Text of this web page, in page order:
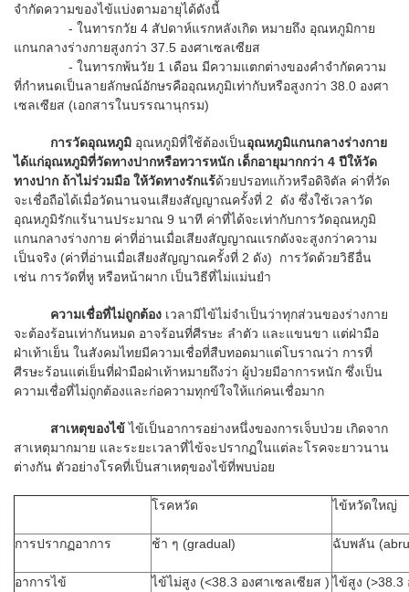
จำกัดความของไข้แบ่งตามอายุได้ดังนี้
- ในทารกวัย 4 สัปดาห์แรกหลังเกิด หมายถึง อุณหภูมิกาย
แกนกลางร่างกายสูงกว่า 37.5 องศาเซลเซียส
- ในทารกพ้นวัย 1 เดือน มีความแตกต่างของคำจำกัดความ
ที่กำหนดเป็นลายลักษณ์อักษรคืออุณหภูมิเท่ากับหรือสูงกว่า 38.0 องศา
เซลเซียส (เอกสารในบรรณานุกรม)
การวัดอุณหภูมิ อุณหภูมิที่ใช้ต้องเป็นอุณหภูมิแกนกลางร่างกาย
ได้แก่อุณหภูมิที่วัดทางปากหรือทวารหนัก เด็กอายุมากกว่า 4 ปีให้วัด
ทางปาก ถ้าไม่ร่วมมือ ให้วัดทางรักแร้ด้วยปรอทแก้วหรือดิจิตัล ค่าที่วัด
จะเชื่อถือได้เมื่อวัดนานจนเสียงสัญญาณครั้งที่ 2 ดัง ซึ่งใช้เวลาวัด
อุณหภูมิรักแร้นานประมาณ 9 นาที ค่าที่ได้จะเท่ากับการวัดอุณหภูมิ
แกนกลางร่างกาย ค่าที่อ่านเมื่อเสียงสัญญาณแรกดังจะสูงกว่าความ
เป็นจริง (ค่าที่อ่านเมื่อเสียงสัญญาณครั้งที่ 2 ดัง) การวัดด้วยวิธีอื่น
เช่น การวัดที่หู หรือหน้าผาก เป็นวิธีที่ไม่แม่นยำ
ความเชื่อที่ไม่ถูกต้อง เวลามีไข้ไม่จำเป็นว่าทุกส่วนของร่างกาย
จะต้องร้อนเท่ากันหมด อาจร้อนที่ศีรษะ ลำตัว และแขนขา แต่ฝ่ามือ
ฝ่าเท้าเย็น ในสังคมไทยมีความเชื่อที่สืบทอดมาแต่โบราณว่า การที่
ศีรษะร้อนแต่เย็นที่ฝ่ามือฝ่าเท้าหมายถึงว่า ผู้ป่วยมีอาการหนัก ซึ่งเป็น
ความเชื่อที่ไม่ถูกต้องและก่อความทุกข์ใจให้แก่คนเชื่อมาก
สาเหตุของไข้ไข้เป็นอาการอย่างหนึ่งของการเจ็บป่วย เกิดจาก
สาเหตุมากมาย และระยะเวลาที่ไข้จะปรากฏในแต่ละโรคจะยาวนาน
ต่างกัน ตัวอย่างโรคที่เป็นสาเหตุของไข้ที่พบบ่อย
โรคหวัด ไข้หวัดใหญ่
การปรากฏอาการ ช้า ๆ (gradual) ฉับพลัน
อาการไข้ ไข้ไม่สูง (<38.3 องศาเซลเซียส ) ไข้สูง (>38.3